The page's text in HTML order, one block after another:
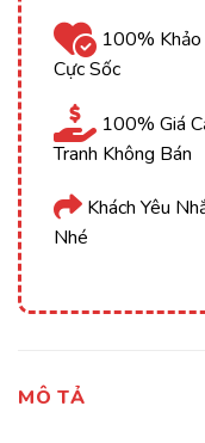
100% Khảo
Cực Sốc
100% Giá
Tranh Không Bán
Khách Yêu
Nhé
MÔ TẢ